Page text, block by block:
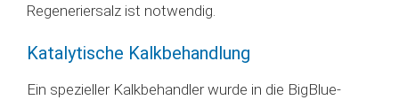
Regeneriersalz ist notwendig.
Katalytische Kalkbehandlung
Ein spezieller Kalkbehandler wurde in die BigBlue-